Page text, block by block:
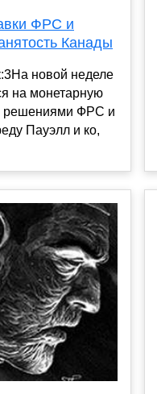
ФРС и
Канады
новой неделе
на монетарную
решениями ФРС и
Пауэлл и ко,